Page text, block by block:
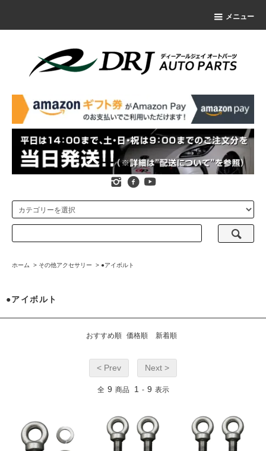
メニュー
ホーム > その他アクセサリー > ●アイボルト
●アイボルト
おすすめ順 価格順 新着順
< Prev Next >
全 9 商品 1 - 9 表示